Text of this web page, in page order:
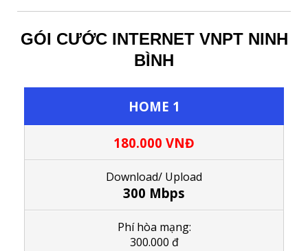
GÓI CƯỚC INTERNET VNPT NINH
BÌNH
HOME 1
180.000 VNĐ
Download/ Upload
300 Mbps
Phí hòa mạng:
300.000 đ